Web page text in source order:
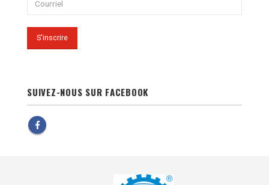
SUIVEZ-NOUS SUR FACEBOOK